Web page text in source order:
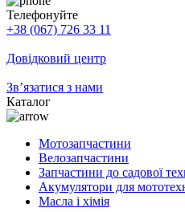
Телефонуйте
+38 (067) 726 33 11
Довідковий центр
Зв’язатися з нами
Каталог
Мотозапчастини
Велозапчастини
Запчастини до садової
Акумулятори для
Масла і хімія